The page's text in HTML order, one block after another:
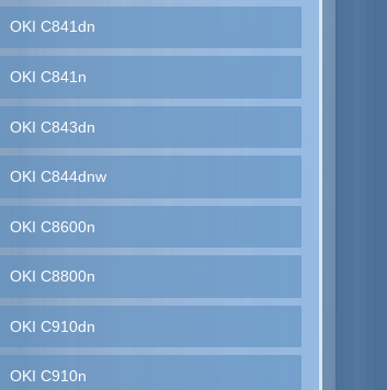
OKI C841dn
OKI C841n
OKI C843dn
OKI C844dnw
OKI C8600n
OKI C8800n
OKI C910dn
OKI C910n